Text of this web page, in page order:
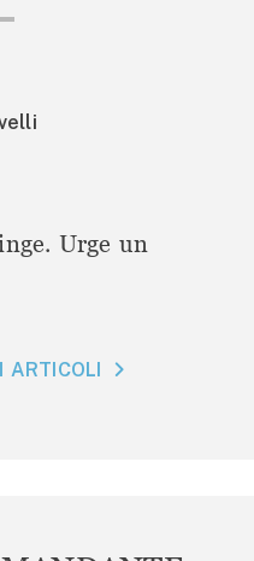
Urge un
ARTICOLI